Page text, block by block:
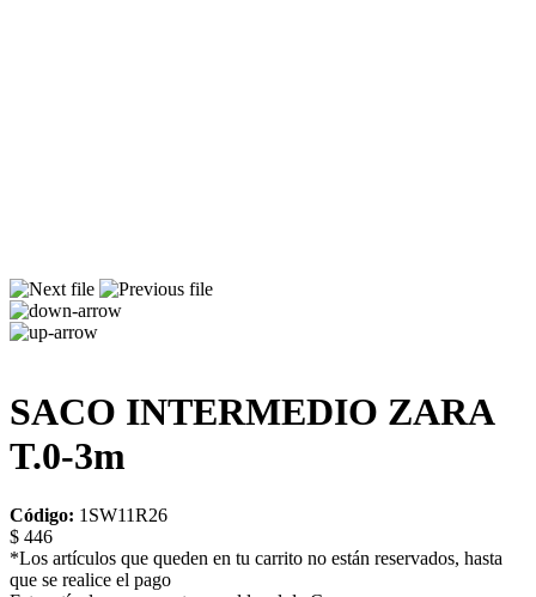
SACO INTERMEDIO ZARA
T.0-3m
Código: 1SW11R26
$ 446
*Los artículos que queden en tu carrito no están reservados, hasta
que se realice el pago